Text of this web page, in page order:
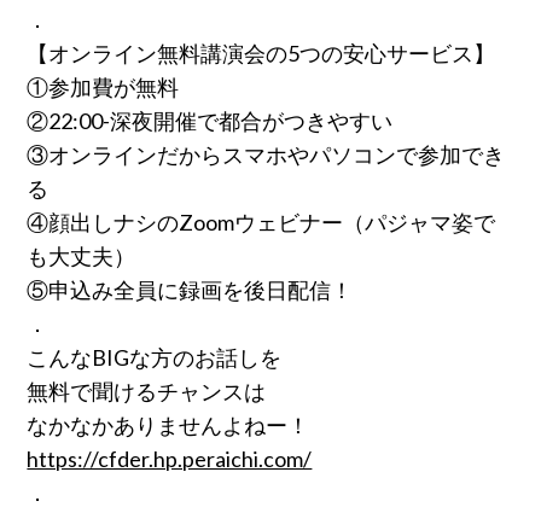
．
【オンライン無料講演会の5つの安心サービス】
①参加費が無料
②22:00-深夜開催で都合がつきやすい
③オンラインだからスマホやパソコンで参加でき
る
④顔出しナシのZoomウェビナー（パジャマ姿で
も大丈夫）
⑤申込み全員に録画を後日配信！
．
こんなBIGな方のお話しを
無料で聞けるチャンスは
なかなかありませんよねー！
https://cfder.hp.peraichi.com/
．